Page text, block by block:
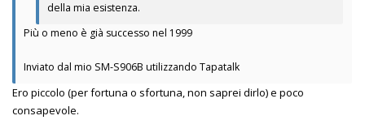
della mia esistenza.
Più o meno è già successo nel 1999
Inviato dal mio SM-S906B utilizzando Tapatalk
Ero piccolo (per fortuna o sfortuna, non saprei dirlo) e poco
consapevole.